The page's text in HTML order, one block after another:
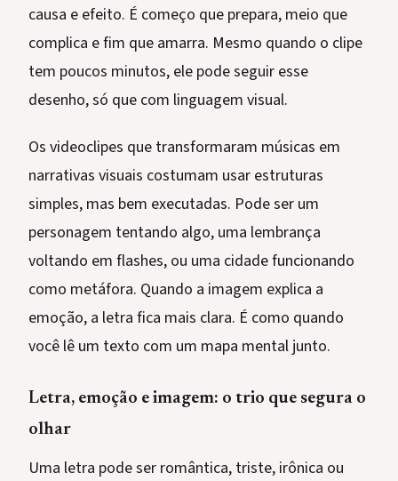
causa e efeito. É começo que prepara, meio que
complica e fim que amarra. Mesmo quando o clipe
tem poucos minutos, ele pode seguir esse
desenho, só que com linguagem visual.
Os videoclipes que transformaram músicas em
narrativas visuais costumam usar estruturas
simples, mas bem executadas. Pode ser um
personagem tentando algo, uma lembrança
voltando em flashes, ou uma cidade funcionando
como metáfora. Quando a imagem explica a
emoção, a letra fica mais clara. É como quando
você lê um texto com um mapa mental junto.
Letra, emoção e imagem: o trio que segura o
olhar
Uma letra pode ser romântica, triste, irônica ou